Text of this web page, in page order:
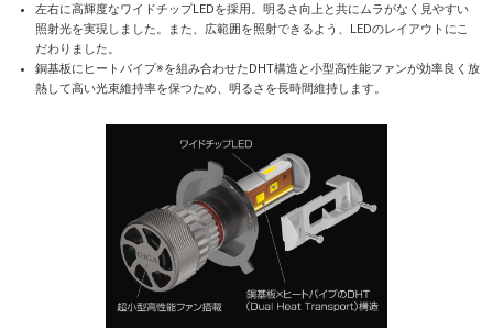
左右に高輝度なワイドチップLEDを採用。明るさ向上と共にムラがなく見やすい
照射光を実現しました。また、広範囲を照射できるよう、LEDのレイアウトにこ
だわりました。
銅基板にヒートパイプ※を組み合わせたDHT構造と小型高性能ファンが効率良く放
熱して高い光束維持率を保つため、明るさを長時間維持します。